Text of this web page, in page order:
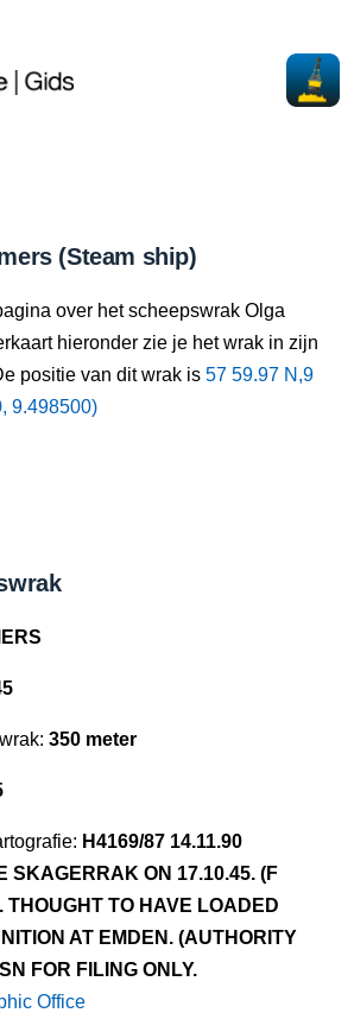
(Steam ship)
over het scheepswrak Olga
hieronder zie je het wrak in zijn
positie van dit wrak is 57 59.97 N,9
9.498500)
350 meter
H4169/87 14.11.90
SKAGERRAK ON 17.10.45. (F
THOUGHT TO HAVE LOADED
AT EMDEN. (AUTHORITY
FOR FILING ONLY.
Office